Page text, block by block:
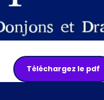
Téléchargez le pdf